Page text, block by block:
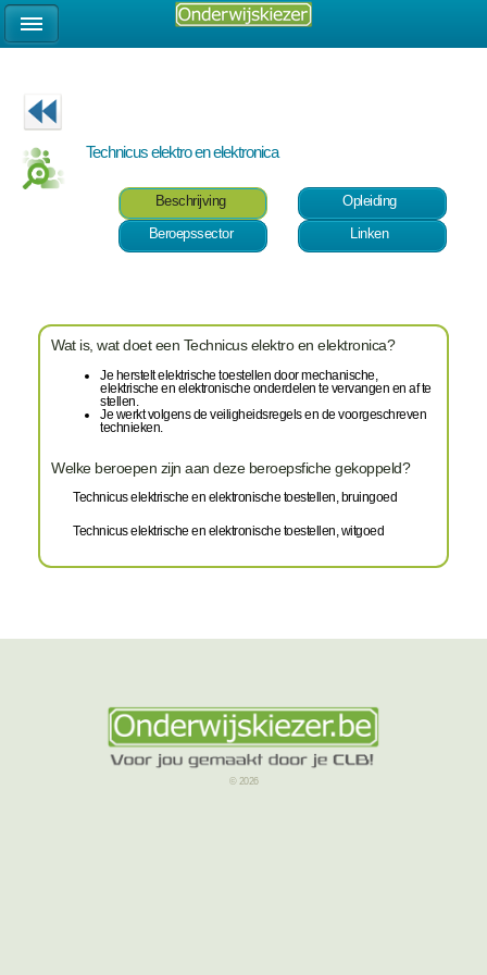
Technicus elektro en elektronica
Beschrijving
Opleiding
Beroepssector
Linken
Wat is, wat doet een Technicus elektro en elektronica?
Je herstelt elektrische toestellen door mechanische,
elektrische en elektronische onderdelen te vervangen en af te
stellen.
Je werkt volgens de veiligheidsregels en de voorgeschreven
technieken.
Welke beroepen zijn aan deze beroepsfiche gekoppeld?
Technicus elektrische en elektronische toestellen, bruingoed
Technicus elektrische en elektronische toestellen, witgoed
© 2026